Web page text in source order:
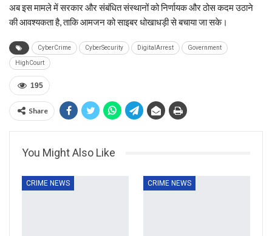
अब इस मामले में सरकार और संबंधित संस्थानों को निर्णायक और ठोस कदम उठाने
की आवश्यकता है, ताकि आमजन को साइबर धोखाधड़ी से बचाया जा सके।
CyberCrime CyberSecurity DigitalArrest Government
HighCourt
195
Share
You Might Also Like
CRIME NEWS CRIME NEWS